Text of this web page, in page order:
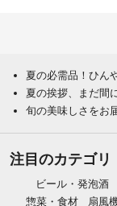
夏の必需品！ひん
夏の挨拶、まだ間
旬の美味しさをお
注目のカテゴリ
ビール・発泡酒
惣菜・食材
扇風